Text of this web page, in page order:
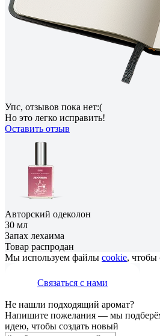
Упс, отзывов пока нет:(
Но это легко исправить!
Оставить отзыв
Авторский одеколон
30 мл
Запах лехаима
Товар распродан
Мы используем файлы cookie, чтобы
Связаться с нами
Не нашли подходящий аромат?
Напишите пожелания — мы
идею, чтобы создать новый